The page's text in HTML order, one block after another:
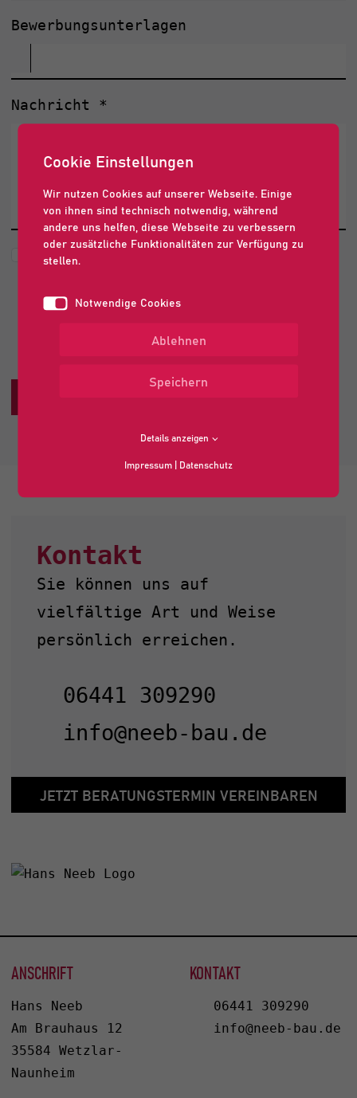
Bewerbungsunterlagen
Nachricht *
Die abgesendeten Daten werden nur
Anliegens verarbeitet.
Kontakt
Sie können uns auf
vielfältige Art und Weise
persönlich erreichen.
06441 309290
info@neeb-bau.de
JETZT BERATUNGSTERMIN VEREINBAREN
ANSCHRIFT
Hans Neeb
Am Brauhaus 12
35584 Wetzlar-
Naunheim
KONTAKT
06441 309290
info@neeb-bau.de
Cookie Einstellungen
Wir nutzen Cookies auf unserer Webseite. Einige
von ihnen sind technisch notwendig, während
andere uns helfen, diese Webseite zu verbessern
oder zusätzliche Funktionalitäten zur Verfügung zu
stellen.
Notwendige Cookies
Ablehnen
Speichern
Details anzeigen
Impressum | Datenschutz